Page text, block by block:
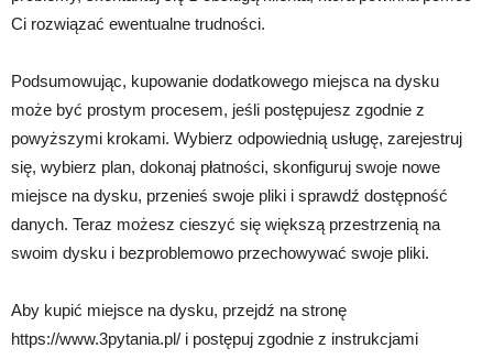
Ci rozwiązać ewentualne trudności.
Podsumowując, kupowanie dodatkowego miejsca na dysku
może być prostym procesem, jeśli postępujesz zgodnie z
powyższymi krokami. Wybierz odpowiednią usługę, zarejestruj
się, wybierz plan, dokonaj płatności, skonfiguruj swoje nowe
miejsce na dysku, przenieś swoje pliki i sprawdź dostępność
danych. Teraz możesz cieszyć się większą przestrzenią na
swoim dysku i bezproblemowo przechowywać swoje pliki.
Aby kupić miejsce na dysku, przejdź na stronę
https://www.3pytania.pl/ i postępuj zgodnie z instrukcjami